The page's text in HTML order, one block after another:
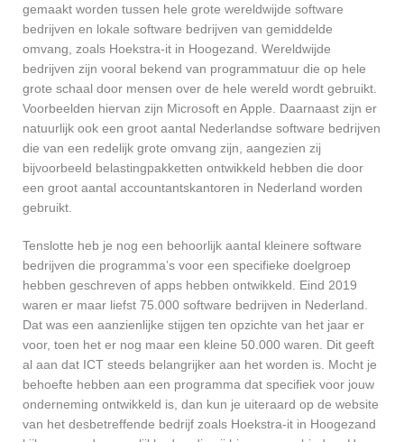
gemaakt worden tussen hele grote wereldwijde software
bedrijven en lokale software bedrijven van gemiddelde
omvang, zoals Hoekstra-it in Hoogezand. Wereldwijde
bedrijven zijn vooral bekend van programmatuur die op hele
grote schaal door mensen over de hele wereld wordt gebruikt.
Voorbeelden hiervan zijn Microsoft en Apple. Daarnaast zijn er
natuurlijk ook een groot aantal Nederlandse software bedrijven
die van een redelijk grote omvang zijn, aangezien zij
bijvoorbeeld belastingpakketten ontwikkeld hebben die door
een groot aantal accountantskantoren in Nederland worden
gebruikt.
Tenslotte heb je nog een behoorlijk aantal kleinere software
bedrijven die programma’s voor een specifieke doelgroep
hebben geschreven of apps hebben ontwikkeld. Eind 2019
waren er maar liefst 75.000 software bedrijven in Nederland.
Dat was een aanzienlijke stijgen ten opzichte van het jaar er
voor, toen het er nog maar een kleine 50.000 waren. Dit geeft
al aan dat ICT steeds belangrijker aan het worden is. Mocht je
behoefte hebben aan een programma dat specifiek voor jouw
onderneming ontwikkeld is, dan kun je uiteraard op de website
van het desbetreffende bedrijf zoals Hoekstra-it in Hoogezand